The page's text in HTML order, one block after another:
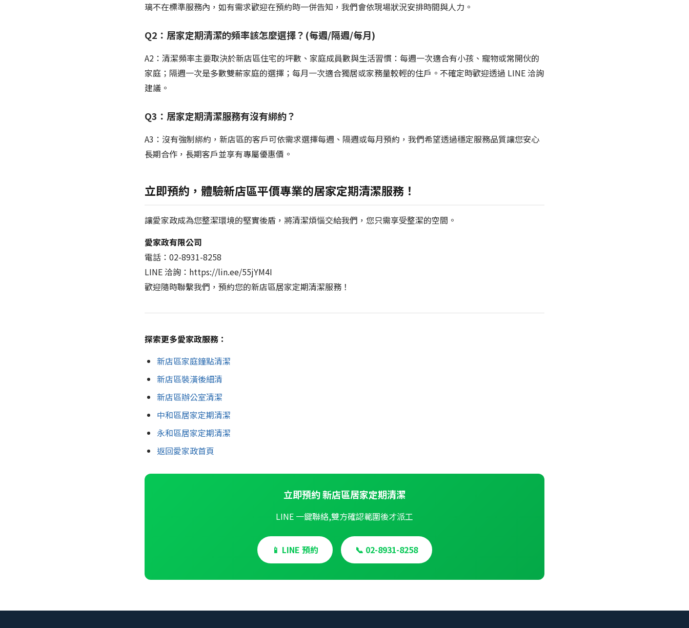
璃不在標準服務內，如有需求歡迎在預約時一併告知，我們會依現場狀況安排時間與人力。
Q2：居家定期清潔的頻率該怎麼選擇？(每週/隔週/每月)
A2：清潔頻率主要取決於新店區住宅的坪數、家庭成員數與生活習慣：每週一次適合有小孩、寵物或常開伙的
家庭；隔週一次是多數雙薪家庭的選擇；每月一次適合獨居或家務量較輕的住戶。不確定時歡迎透過 LINE 洽詢
建議。
Q3：居家定期清潔服務有沒有綁約？
A3：沒有強制綁約，新店區的客戶可依需求選擇每週、隔週或每月預約，我們希望透過穩定服務品質讓您安心
長期合作，長期客戶並享有專屬優惠價。
立即預約，體驗新店區平價專業的居家定期清潔服務！
讓愛家政成為您整潔環境的堅實後盾，將清潔煩惱交給我們，您只需享受整潔的空間。
愛家政有限公司
電話：02-8931-8258
LINE 洽詢：https://lin.ee/55jYM4I
歡迎隨時聯繫我們，預約您的新店區居家定期清潔服務！
探索更多愛家政服務：
新店區家庭鐘點清潔
新店區裝潢後細清
新店區辦公室清潔
中和區居家定期清潔
永和區居家定期清潔
返回愛家政首頁
立即預約 新店區居家定期清潔
LINE 一鍵聯絡,雙方確認範圍後才派工
📱 LINE 預約 📞 02-8931-8258